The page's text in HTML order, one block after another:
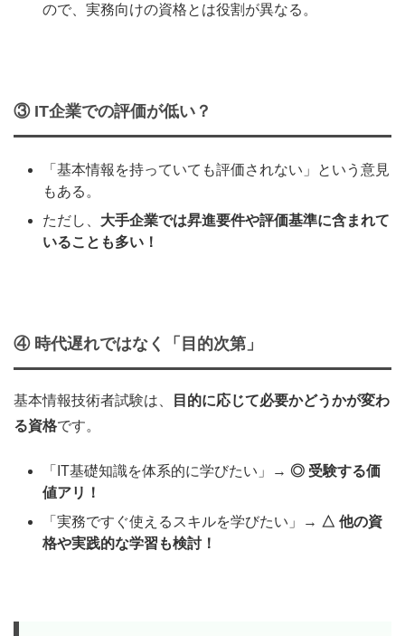
ので、実務向けの資格とは役割が異なる。
③ IT企業での評価が低い？
「基本情報を持っていても評価されない」という意見
もある。
ただし、 大手企業では昇進要件や評価基準に含まれて
いることも多い！
④ 時代遅れではなく「目的次第」
基本情報技術者試験は、
目的に応じて必要かどうかが変わ
る資格です。
「IT基礎知識を体系的に学びたい」→ ◎ 受験する価
値アリ！
「実務ですぐ使えるスキルを学びたい」→ △ 他の資
格や実践的な学習も検討！